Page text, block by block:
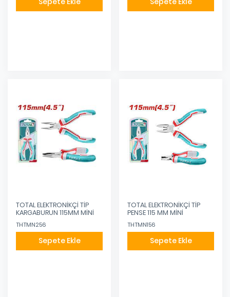
TOTAL ELEKTRONİKÇİ TİP
KARGABURUN 115MM MİNİ
THTMN256
Sepete Ekle
TOTAL ELEKTRONİKÇİ TİP
PENSE 115 MM MİNİ
THTMN156
Sepete Ekle